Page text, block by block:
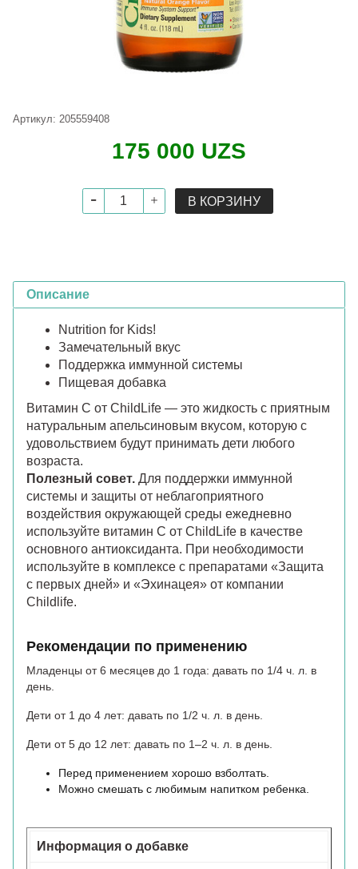
Артикул: 205559408
175 000 UZS
В КОРЗИНУ
Описание
Nutrition for Kids!
Замечательный вкус
Поддержка иммунной системы
Пищевая добавка
Витамин C от ChildLife — это жидкость с приятным
натуральным апельсиновым вкусом, которую с
удовольствием будут принимать дети любого
возраста.
Полезный совет. Для поддержки иммунной
системы и защиты от неблагоприятного
воздействия окружающей среды ежедневно
используйте витамин C от ChildLife в качестве
основного антиоксиданта. При необходимости
используйте в комплексе с препаратами «Защита
с первых дней» и «Эхинацея» от компании
Childlife.
Рекомендации по применению
Младенцы от 6 месяцев до 1 года: давать по 1/4 ч. л. в
день.
Дети от 1 до 4 лет: давать по 1/2 ч. л. в день.
Дети от 5 до 12 лет: давать по 1–2 ч. л. в день.
Перед применением хорошо взболтать.
Можно смешать с любимым напитком ребенка.
Информация о добавке